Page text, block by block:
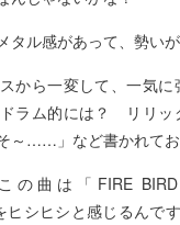
タル感があって、勢いが
から一変して、一気
ラム的には？ リリッ
～……」など書かれてお
の曲は「FIRE
ヒシヒシと感じるんで